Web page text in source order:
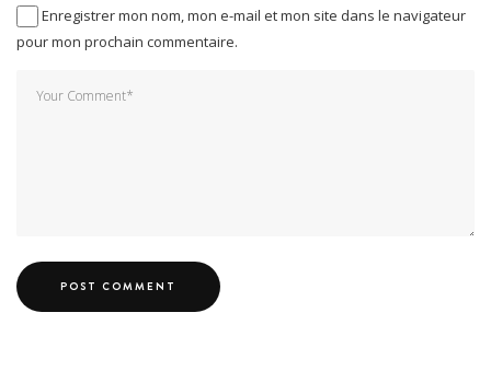
Enregistrer mon nom, mon e-mail et mon site dans le navigateur
pour mon prochain commentaire.